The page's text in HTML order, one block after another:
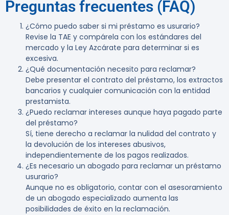
Preguntas frecuentes (FAQ)
¿Cómo puedo saber si mi préstamo es usurario?
Revise la TAE y compárela con los estándares del
mercado y la Ley Azcárate para determinar si es
excesiva.
¿Qué documentación necesito para reclamar?
Debe presentar el contrato del préstamo, los extractos
bancarios y cualquier comunicación con la entidad
prestamista.
¿Puedo reclamar intereses aunque haya pagado parte
del préstamo?
Sí, tiene derecho a reclamar la nulidad del contrato y
la devolución de los intereses abusivos,
independientemente de los pagos realizados.
¿Es necesario un abogado para reclamar un préstamo
usurario?
Aunque no es obligatorio, contar con el asesoramiento
de un abogado especializado aumenta las
posibilidades de éxito en la reclamación.